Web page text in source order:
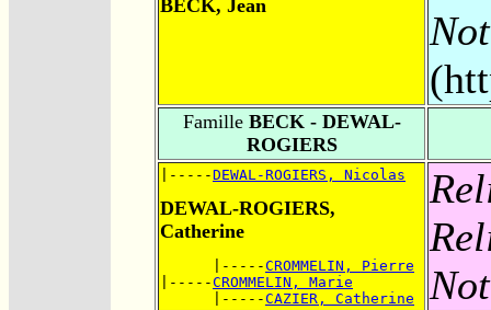
BECK, Jean
FamilleBECK - DEWAL-
ROGIERS
|-----DEWAL-ROGIERS, Nicolas
DEWAL-ROGIERS,
Catherine
      |-----
CROMMELIN, Pierre
|-----CROMMELIN, Marie
      |-----
CAZIER, Catherine